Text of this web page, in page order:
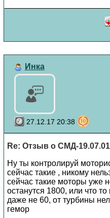
Инка
27.12.17 20:38
Re: Отзыв о СМД-
Ну ты контролируй
сейчас такие , никому
сейчас такие моторы уже
останутся 1800, или что
даже не 60, от турбины
гемор